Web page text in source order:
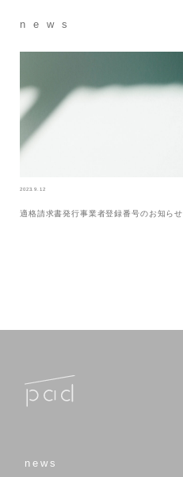
news
2023.9.12
適格請求書発行事業者登録番号のお知らせ
news